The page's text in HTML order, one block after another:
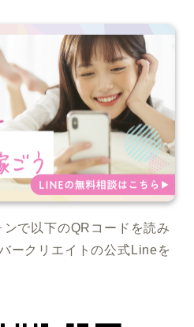
で以下のQRコードを読み
ークリエイトの公式Lineを